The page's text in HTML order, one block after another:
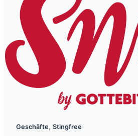
Geschäfte, Stingfree